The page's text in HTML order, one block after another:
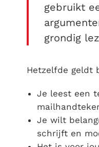
gebruikt
grondig
Hetzelfde geldt
Je leest een
Je wilt
schrijft en